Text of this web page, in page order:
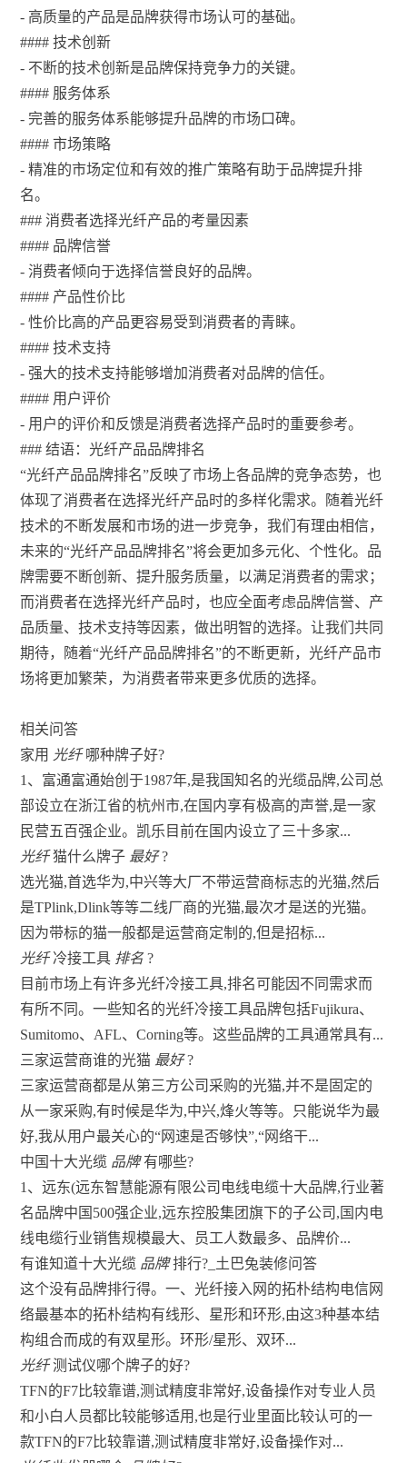
- 高质量的产品是品牌获得市场认可的基础。
#### 技术创新
- 不断的技术创新是品牌保持竞争力的关键。
#### 服务体系
- 完善的服务体系能够提升品牌的市场口碑。
#### 市场策略
- 精准的市场定位和有效的推广策略有助于品牌提升排
名。
### 消费者选择光纤产品的考量因素
#### 品牌信誉
- 消费者倾向于选择信誉良好的品牌。
#### 产品性价比
- 性价比高的产品更容易受到消费者的青睐。
#### 技术支持
- 强大的技术支持能够增加消费者对品牌的信任。
#### 用户评价
- 用户的评价和反馈是消费者选择产品时的重要参考。
### 结语：光纤产品品牌排名
“光纤产品品牌排名”反映了市场上各品牌的竞争态势，也
体现了消费者在选择光纤产品时的多样化需求。随着光纤
技术的不断发展和市场的进一步竞争，我们有理由相信，
未来的“光纤产品品牌排名”将会更加多元化、个性化。品
牌需要不断创新、提升服务质量，以满足消费者的需求；
而消费者在选择光纤产品时，也应全面考虑品牌信誉、产
品质量、技术支持等因素，做出明智的选择。让我们共同
期待，随着“光纤产品品牌排名”的不断更新，光纤产品市
场将更加繁荣，为消费者带来更多优质的选择。
相关问答
家用 光纤 哪种牌子好?
1、富通富通始创于1987年,是我国知名的光缆品牌,公司总
部设立在浙江省的杭州市,在国内享有极高的声誉,是一家
民营五百强企业。凯乐目前在国内设立了三十多家...
光纤猫什么牌子 最好?
选光猫,首选华为,中兴等大厂不带运营商标志的光猫,然后
是TPlink,Dlink等等二线厂商的光猫,最次才是送的光猫。
因为带标的猫一般都是运营商定制的,但是招标...
光纤 冷接工具 排名?
目前市场上有许多光纤冷接工具,排名可能因不同需求而
有所不同。一些知名的光纤冷接工具品牌包括Fujikura、
Sumitomo、AFL、Corning等。这些品牌的工具通常具有...
三家运营商谁的光猫 最好?
三家运营商都是从第三方公司采购的光猫,并不是固定的
从一家采购,有时候是华为,中兴,烽火等等。只能说华为最
好,我从用户最关心的“网速是否够快”,“网络干...
中国十大光缆 品牌有哪些?
1、远东(远东智慧能源有限公司电线电缆十大品牌,行业著
名品牌中国500强企业,远东控股集团旗下的子公司,国内电
线电缆行业销售规模最大、员工人数最多、品牌价...
有谁知道十大光缆 品牌排行?_土巴兔装修问答
这个没有品牌排行得。一、光纤接入网的拓朴结构电信网
络最基本的拓朴结构有线形、星形和环形,由这3种基本结
构组合而成的有双星形。环形/星形、双环...
光纤测试仪哪个牌子的好?
TFN的F7比较靠谱,测试精度非常好,设备操作对专业人员
和小白人员都比较能够适用,也是行业里面比较认可的一
款TFN的F7比较靠谱,测试精度非常好,设备操作对...